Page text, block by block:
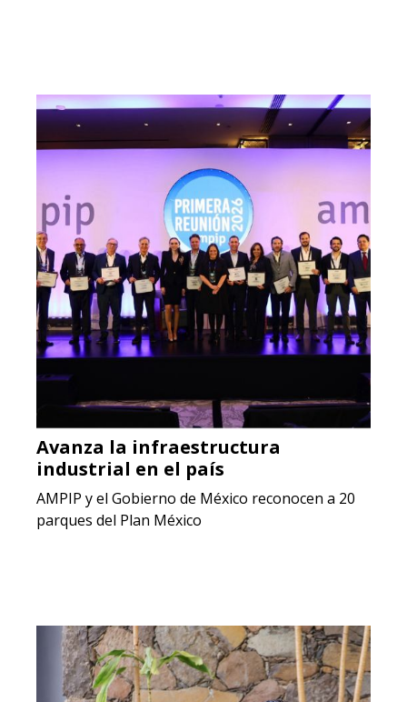
Avanza la infraestructura
industrial en el país
AMPIP y el Gobierno de México reconocen a 20
parques del Plan México